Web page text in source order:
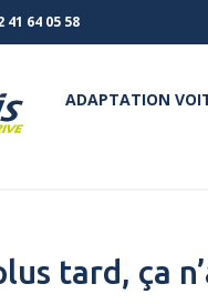
41 64 05 58
ADAPTATION
tard, ça